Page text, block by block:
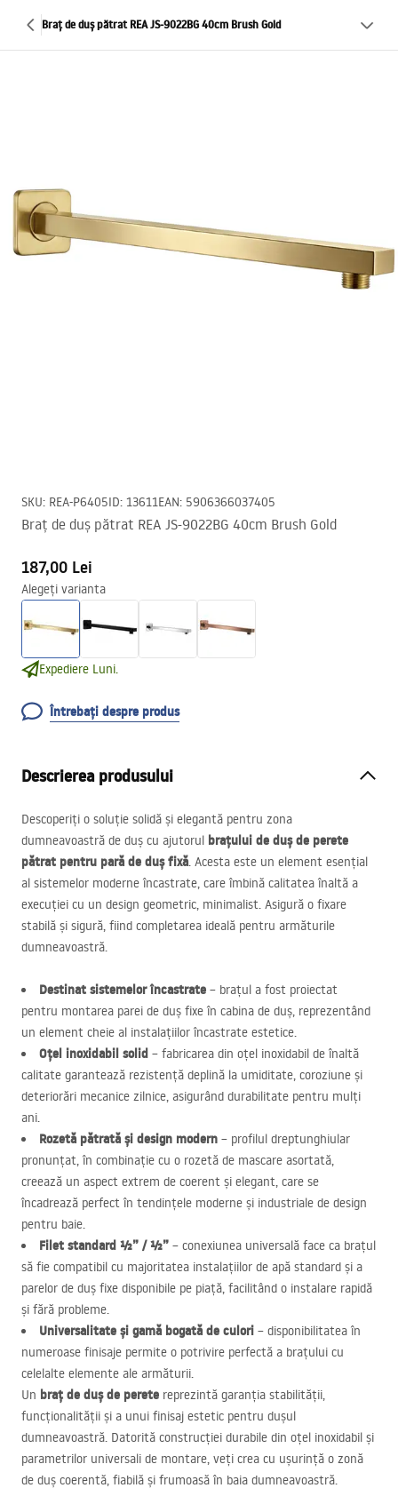
Braț de duș pătrat REA JS-9022BG 40cm Brush Gold
SKU: REA-P6405ID: 13611EAN: 5906366037405
Braț de duș pătrat REA JS-9022BG 40cm Brush Gold
187,00 Lei
Alegeți varianta
Expediere Luni.
Întrebați despre produs
Descrierea produsului
Descoperiți o soluție solidă și elegantă pentru zona
dumneavoastră de duș cu ajutorul brațului de duș de perete
pătrat pentru pară de duș fixă. Acesta este un element esențial
al sistemelor moderne încastrate, care îmbină calitatea înaltă a
execuției cu un design geometric, minimalist. Asigură o fixare
stabilă și sigură, fiind completarea ideală pentru armăturile
dumneavoastră.
Destinat sistemelor încastrate – brațul a fost proiectat
pentru montarea parei de duș fixe în cabina de duș, reprezentând
un element cheie al instalațiilor încastrate estetice.
Oțel inoxidabil solid – fabricarea din oțel inoxidabil de înaltă
calitate garantează rezistență deplină la umiditate, coroziune și
deteriorări mecanice zilnice, asigurând durabilitate pentru mulți
ani.
Rozetă pătrată și design modern – profilul dreptunghiular
pronunțat, în combinație cu o rozetă de mascare asortată,
creează un aspect extrem de coerent și elegant, care se
încadrează perfect în tendințele moderne și industriale de design
pentru baie.
Filet standard ½” / ½” – conexiunea universală face ca brațul
să fie compatibil cu majoritatea instalațiilor de apă standard și a
parelor de duș fixe disponibile pe piață, facilitând o instalare rapidă
și fără probleme.
Universalitate și gamă bogată de culori – disponibilitatea în
numeroase finisaje permite o potrivire perfectă a brațului cu
celelalte elemente ale armăturii.
Un braț de duș de perete reprezintă garanția stabilității,
funcționalității și a unui finisaj estetic pentru dușul
dumneavoastră. Datorită construcției durabile din oțel inoxidabil și
parametrilor universali de montare, veți crea cu ușurință o zonă
de duș coerentă, fiabilă și frumoasă în baia dumneavoastră.